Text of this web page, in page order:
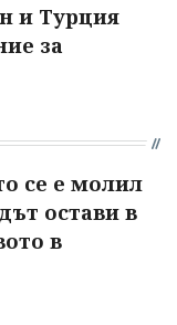
и Турция
за
се е молил
остави в
в